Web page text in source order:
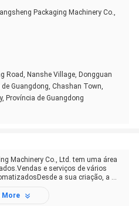
Packaging Machinery Co.,
Road, Nanshe Village, Dongguan
de Guangdong, Chashan Town,
Província de Guangdong
Machinery Co., Ltd. tem uma área
e serviços de vários
a sua criação, a ...
More